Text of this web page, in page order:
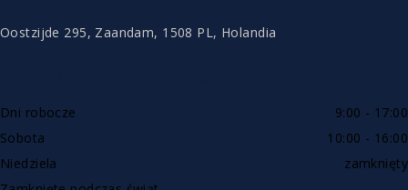
Oostzijde 295, Zaandam, 1508 PL, Holandia
Dni robocze
9:00 - 17:00
Sobota
10:00 - 16:00
Niedziela
zamknięty